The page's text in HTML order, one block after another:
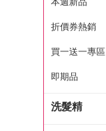
折價券熱銷
買一送一專區
即期品
洗髮精